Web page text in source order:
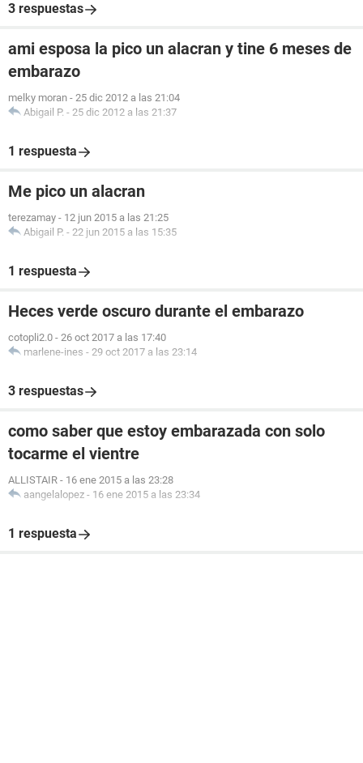
3 respuestas
ami esposa la pico un alacran y tine 6 meses de
embarazo
melky moran - 25 dic 2012 a las 21:04
Abigail P. - 25 dic 2012 a las 21:37
1 respuesta
Me pico un alacran
terezamay - 12 jun 2015 a las 21:25
Abigail P. - 22 jun 2015 a las 15:35
1 respuesta
Heces verde oscuro durante el embarazo
cotopli2.0 - 26 oct 2017 a las 17:40
marlene-ines - 29 oct 2017 a las 23:14
3 respuestas
como saber que estoy embarazada con solo
tocarme el vientre
ALLISTAIR - 16 ene 2015 a las 23:28
aangelalopez - 16 ene 2015 a las 23:34
1 respuesta